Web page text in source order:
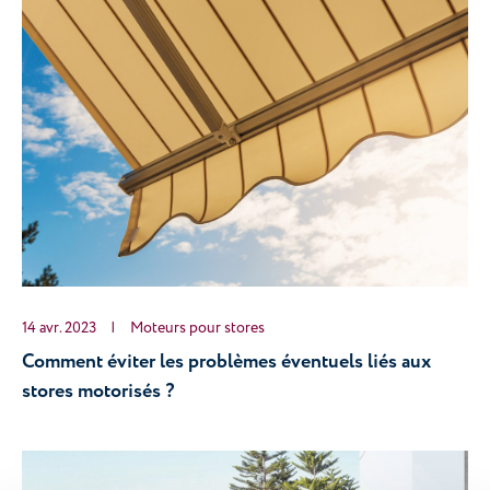
14 avr. 2023 | Moteurs pour stores
Comment éviter les problèmes éventuels liés aux
stores motorisés ?